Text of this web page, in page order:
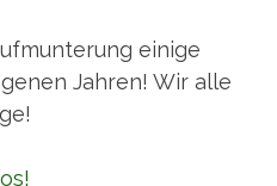
einige
Jahren! Wir alle